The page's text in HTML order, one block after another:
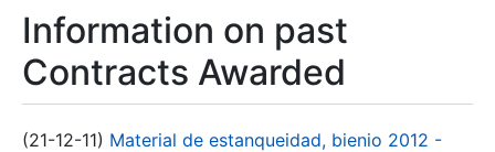
Information on past
Contracts Awarded
(21-12-11) Material de estanqueidad, bienio 2012 -